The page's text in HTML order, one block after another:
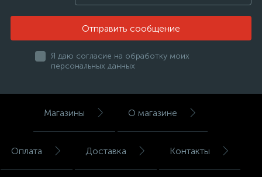
Отправить сообщение
Я даю согласие на обработку моих
персональных данных
Магазины О магазине
Оплата Доставка Контакты